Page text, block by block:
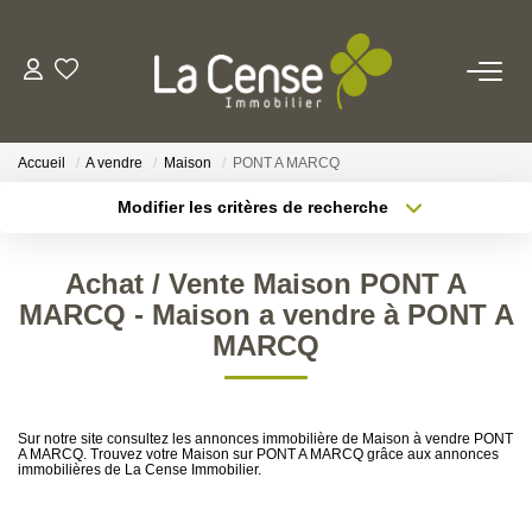
NOS AGENCES
Notre Équipe
Nos Actualités
Accueil A vendre Maison PONT A MARCQ
Modifier les critères de recherche
Sélectionnez...
Type de bien
Surface min
Achat / Vente Maison PONT A
MARCQ - Maison a vendre à PONT A
MARCQ
Sur notre site consultez les annonces immobilière de Maison à vendre PONT
A MARCQ. Trouvez votre Maison sur PONT A MARCQ grâce aux annonces
immobilières de La Cense Immobilier.